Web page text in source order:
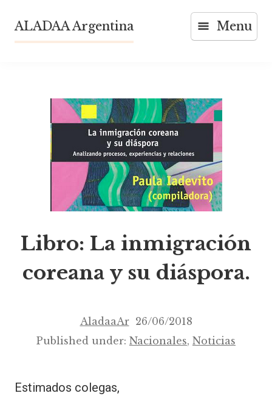
content
ALADAA Argentina Menu
Libro: La inmigración
coreana y su diáspora.
AladaaAr 26/06/2018
Published under: Nacionales, Noticias
Estimados colegas,